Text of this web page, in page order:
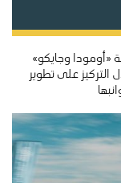
«أومودا وجايكو»
على تطوير